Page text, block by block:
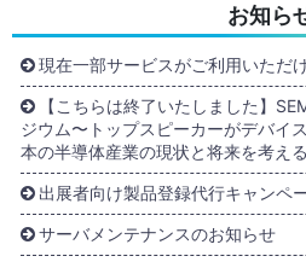
お知ら
現在一部サービスがご利用いただ
【こちらは終了いたしました】
ジウム〜トップスピーカーがデバイ
本の半導体産業の現状と将来を考え
出展者向け製品登録代行キャンペ
サーバメンテナンスのお知らせ